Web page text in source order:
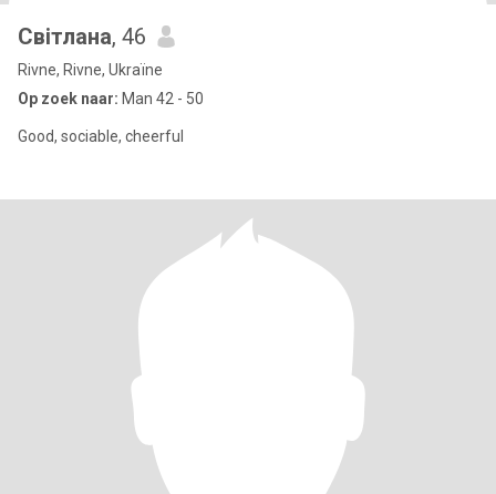
Світлана, 46
Rivne, Rivne, Ukraïne
Op zoek naar: Man 42 - 50
Good, sociable, cheerful